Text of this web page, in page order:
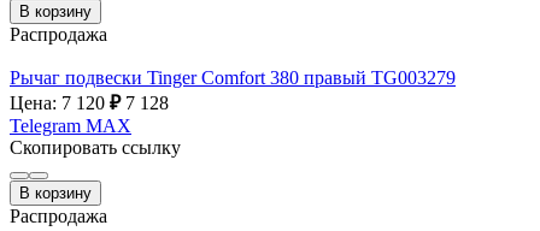
В корзину
Распродажа
Рычаг подвески Tinger Comfort 380 правый TG003279
Цена: 7 120 ₽ 7 128
Telegram MAX
Скопировать ссылку
В корзину
Распродажа